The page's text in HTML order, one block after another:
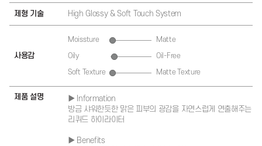
제형 기술 High Glossy & Soft Touch System
사용감
Moissture
Matte
Oily
Oil-Free
Soft Texture
Matte Texture
제품 설명
▶ Information
방금 샤워한듯한 맑은 피부의 광감을 자연스럽게 연출해주는
리퀴드 하이라이터
▶ Benefits